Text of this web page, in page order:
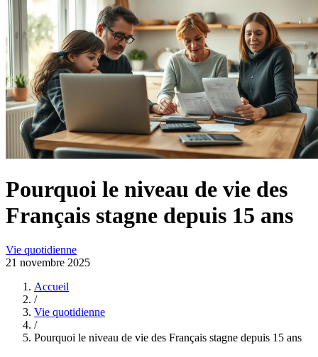
Pourquoi le niveau de vie des
Français stagne depuis 15 ans
Vie quotidienne
21 novembre 2025
Accueil
/
Vie quotidienne
/
Pourquoi le niveau de vie des Français stagne depuis 15 ans